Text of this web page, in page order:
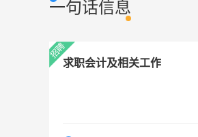
一句话信息
求职会计及相关工作